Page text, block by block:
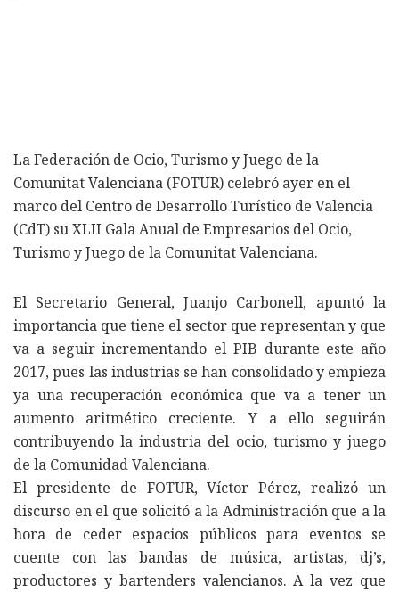
La Federación de Ocio, Turismo y Juego de la
Comunitat Valenciana (FOTUR) celebró ayer en el
marco del Centro de Desarrollo Turístico de Valencia
(CdT) su XLII Gala Anual de Empresarios del Ocio,
Turismo y Juego de la Comunitat Valenciana.
El Secretario General, Juanjo Carbonell, apuntó la
importancia que tiene el sector que representan y que
va a seguir incrementando el PIB durante este año
2017, pues las industrias se han consolidado y empieza
ya una recuperación económica que va a tener un
aumento aritmético creciente. Y a ello seguirán
contribuyendo la industria del ocio, turismo y juego
de la Comunidad Valenciana.
El presidente de FOTUR, Víctor Pérez, realizó un
discurso en el que solicitó a la Administración que a la
hora de ceder espacios públicos para eventos se
cuente con las bandas de música, artistas, dj’s,
productores y bartenders valencianos. A la vez que